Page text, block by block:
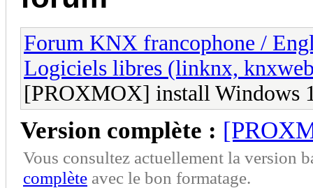
Forum KNX francophone /
Logiciels libres (linknx,
[PROXMOX] install Windows
Version complète :
Vous consultez actuellement la version
complète avec le bon formatage.